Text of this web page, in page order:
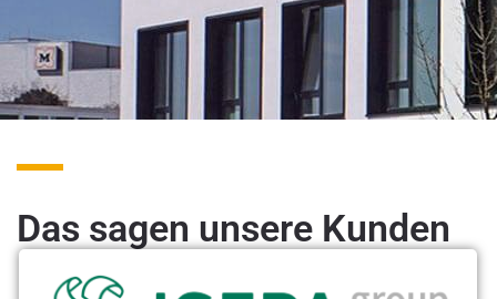
Geschäftsführungs-
Ihre Software Experten
Das sagen unsere Kunden